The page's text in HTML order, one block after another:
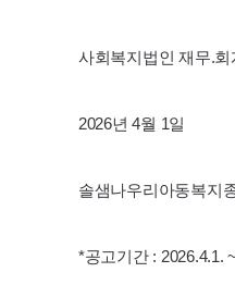
사회복지법인 재무.회
2026년 4월 1일
솔샘나우리아동복지
*공고기간 : 2026.4.1.